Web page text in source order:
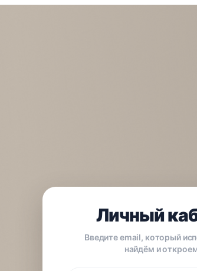
Личный
Введите email, который
найдём и